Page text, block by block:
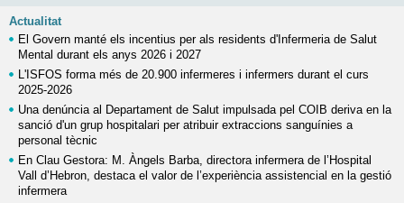
Actualitat
El Govern manté els incentius per als residents d'Infermeria de Salut
Mental durant els anys 2026 i 2027
L'ISFOS forma més de 20.900 infermeres i infermers durant el curs
2025-2026
Una denúncia al Departament de Salut impulsada pel COIB deriva en la
sanció d'un grup hospitalari per atribuir extraccions sanguínies a
personal tècnic
En Clau Gestora: M. Àngels Barba, directora infermera de l’Hospital
Vall d’Hebron, destaca el valor de l’experiència assistencial en la gestió
infermera